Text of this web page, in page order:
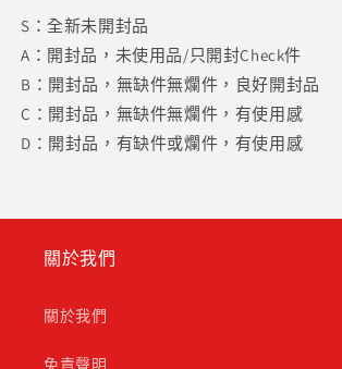
S：全新未開封品
A：開封品，未使用品/只開封Check件
B：開封品，無缺件無爛件，良好開封品
C：開封品，無缺件無爛件，有使用感
D：開封品，有缺件或爛件，有使用感
關於我們
關於我們
免責聲明